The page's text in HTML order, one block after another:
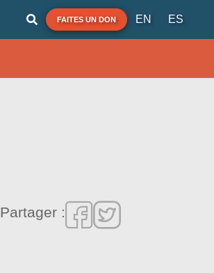
FAITES UN DON EN ES
Partager :